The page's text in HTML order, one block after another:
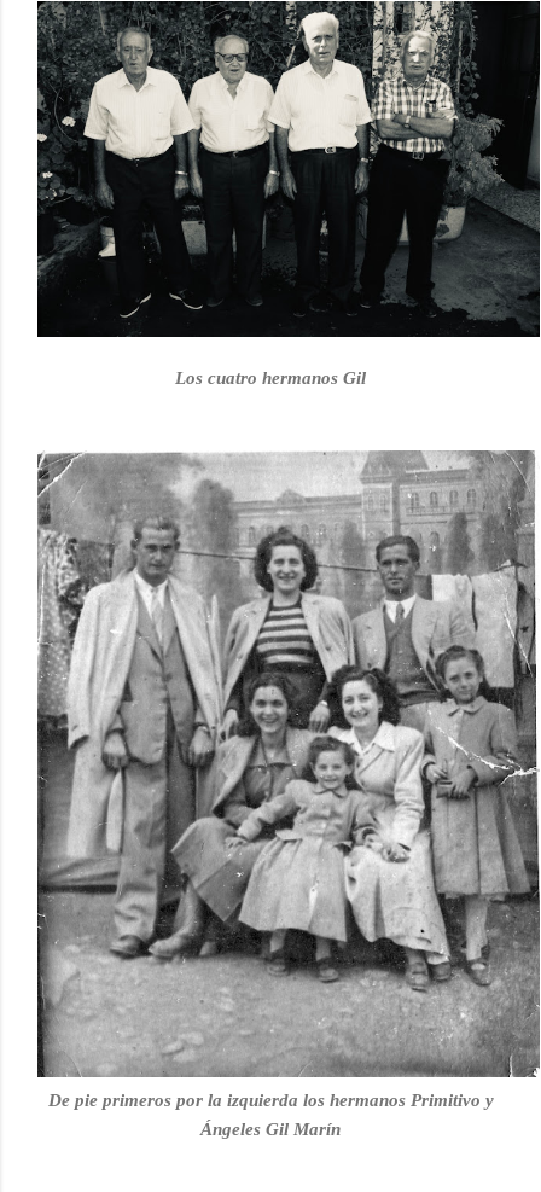
Los cuatro hermanos Gil
De pie primeros por la izquierda los hermanos Primitivo y
Ángeles Gil Marín